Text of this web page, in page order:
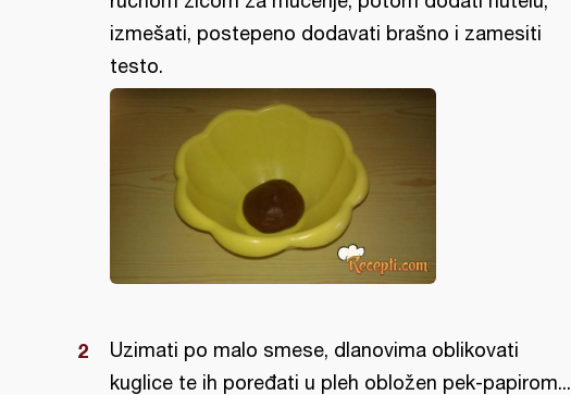
izmešati, postepeno dodavati brašno i zamesiti
testo.
Uzimati po malo smese, dlanovima oblikovati
kuglice te ih poređati u pleh obložen pek-papirom...